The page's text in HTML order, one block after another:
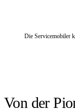
Die Servicemobiler
Von der